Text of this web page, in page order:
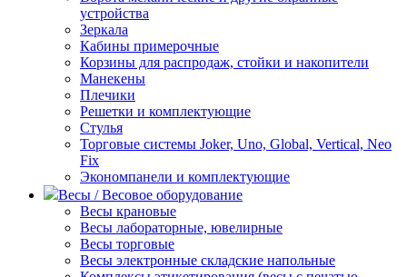
устройства
Зеркала
Кабины примерочные
Корзины для распродаж, стойки и накопители
Манекены
Плечики
Решетки и комплектующие
Стулья
Торговые системы Joker, Uno, Global, Vertical, Neo
Fix
Экономпанели и комплектующие
Весы / Весовое оборудование
Весы крановые
Весы лабораторные, ювелирные
Весы торговые
Весы электронные складские напольные